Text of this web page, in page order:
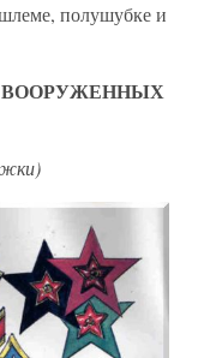
полушубке и
ВООРУЖЕННЫХ